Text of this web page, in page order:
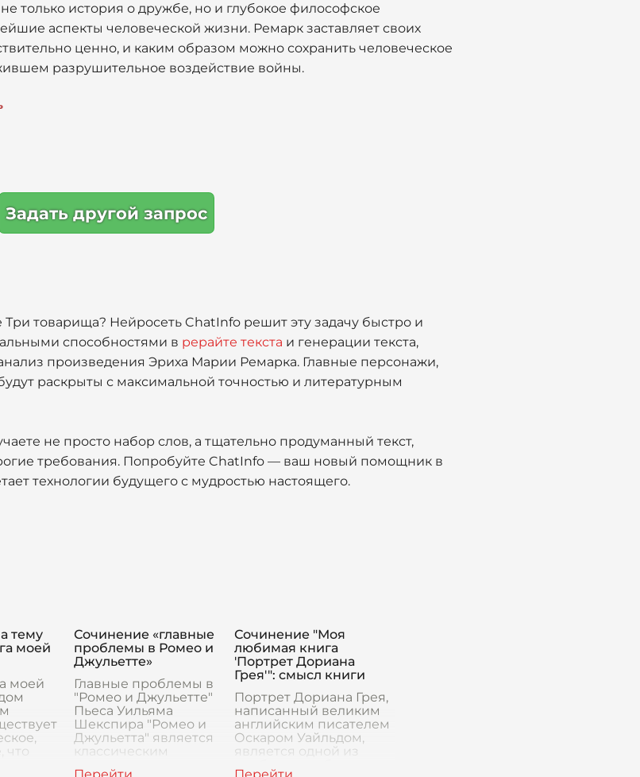
только история о дружбе, но и глубокое философское
аспекты человеческой жизни. Ремарк заставляет своих
ценно, и каким образом можно сохранить человеческое
разрушительное воздействие войны.
Задать другой запрос
товарища? Нейросеть ChatInfo решит эту задачу быстро и
способностями в рерайте текста и генерации текста,
произведения Эриха Марии Ремарка. Главные персонажи,
раскрыты с максимальной точностью и литературным
не просто набор слов, а тщательно продуманный текст,
требования. Попробуйте ChatInfo — ваш новый помощник в
технологии будущего с мудростью настоящего.
тему
моей
моей
что
Сочинение «главные
проблемы в Ромео и
Джульетте»
Главные проблемы в
"Ромео и Джульетте"
Пьеса Уильяма
Шекспира "Ромео и
Джульетта" является
классическим
Сочинение "Моя
любимая книга
'Портрет Дориана
Грея'": смысл книги
Портрет Дориана Грея,
написанный великим
английским писателем
Оскаром Уайльдом,
является одной из